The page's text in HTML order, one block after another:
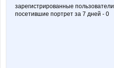
зарегистрированные пользователи
посетившие портрет за 7 дней - 0